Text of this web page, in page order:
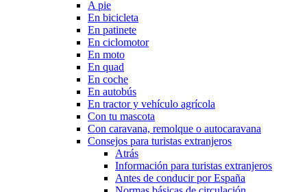
A pie
En bicicleta
En patinete
En ciclomotor
En moto
En quad
En coche
En autobús
En tractor y vehículo agrícola
Con tu mascota
Con caravana, remolque o autocaravana
Consejos para turistas extranjeros
Atrás
Información para turistas extranjeros
Antes de conducir por España